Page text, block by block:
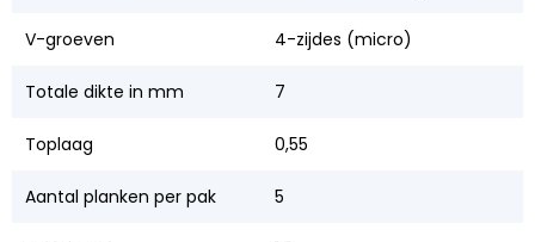
V-groeven 4-zijdes (micro)
Totale dikte in mm 7
Toplaag 0,55
Aantal planken per pak 5